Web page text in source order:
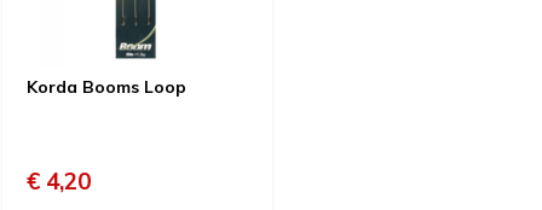
Korda Booms Loop
€ 4,20